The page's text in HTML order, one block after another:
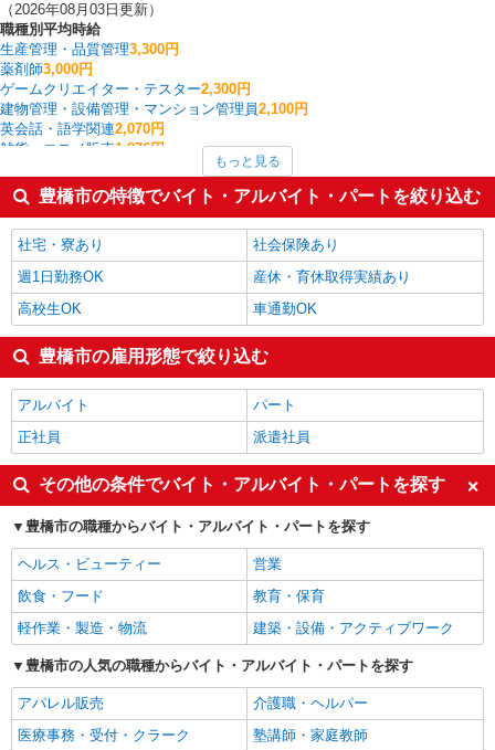
（2026年08月03日更新）
職種別平均時給
生産管理・品質管理3,300円
薬剤師3,000円
ゲームクリエイター・テスター2,300円
建物管理・設備管理・マンション管理員2,100円
英会話・語学関連2,070円
雑貨・コスメ販売1,876円
1,700円
看護師・保健師・看護助手・助産師
1,620円
インストラクター1,520円
WEBデザイナー・コーダー・WEBオペレーター1,500円
豊橋市の他の職種の平均時給を見る
もっと見る
豊橋市の特徴でバイト・アルバイト・パートを絞り込む
社宅・寮あり
社会保険あり
週1日勤務OK
産休・育休取得実績あり
高校生OK
車通勤OK
豊橋市の雇用形態で絞り込む
アルバイト
パート
正社員
派遣社員
その他の条件でバイト・アルバイト・パートを探す
豊橋市の職種からバイト・アルバイト・パートを探す
ヘルス・ビューティー
営業
飲食・フード
教育・保育
軽作業・製造・物流
建築・設備・アクティブワーク
豊橋市の人気の職種からバイト・アルバイト・パートを探す
アパレル販売
介護職・ヘルパー
医療事務・受付・クラーク
塾講師・家庭教師